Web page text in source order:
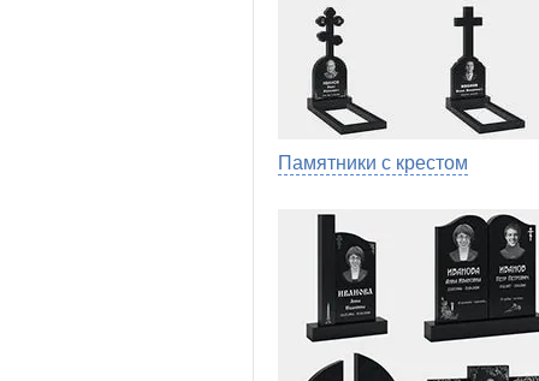
Памятники с крестом